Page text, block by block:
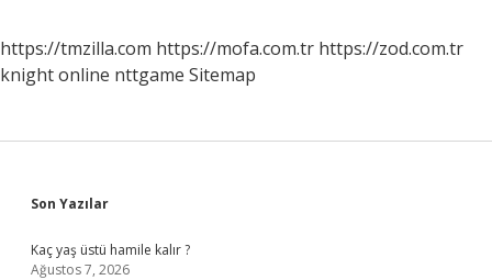
https://tmzilla.com https://mofa.com.tr https://zod.com.tr
knight online nttgame Sitemap
Sidebar
Son Yazılar
Kaç yaş üstü hamile kalır ?
Ağustos 7, 2026